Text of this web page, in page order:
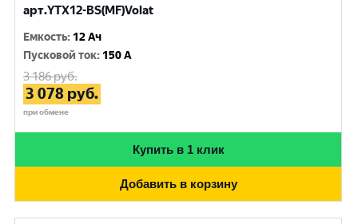
арт.YTX12-BS(MF)Volat
Емкость: 12 Ач
Пусковой ток: 150 A
3 186руб.
3 078 руб.
при обмене
Купить в 1 клик
Добавить в корзину